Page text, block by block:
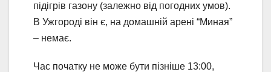
підігрів газону (залежно від погодних умов).
В Ужгороді він є, на домашній арені “Миная”
– немає.
Час початку не може бути пізніше 13:00,